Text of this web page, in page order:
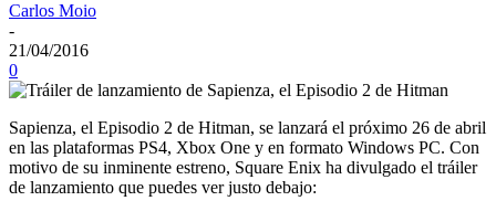
Carlos Moio
-
21/04/2016
0
Sapienza, el Episodio 2 de Hitman, se lanzará el próximo 26 de abril
en las plataformas PS4, Xbox One y en formato Windows PC. Con
motivo de su inminente estreno, Square Enix ha divulgado el tráiler
de lanzamiento que puedes ver justo debajo: